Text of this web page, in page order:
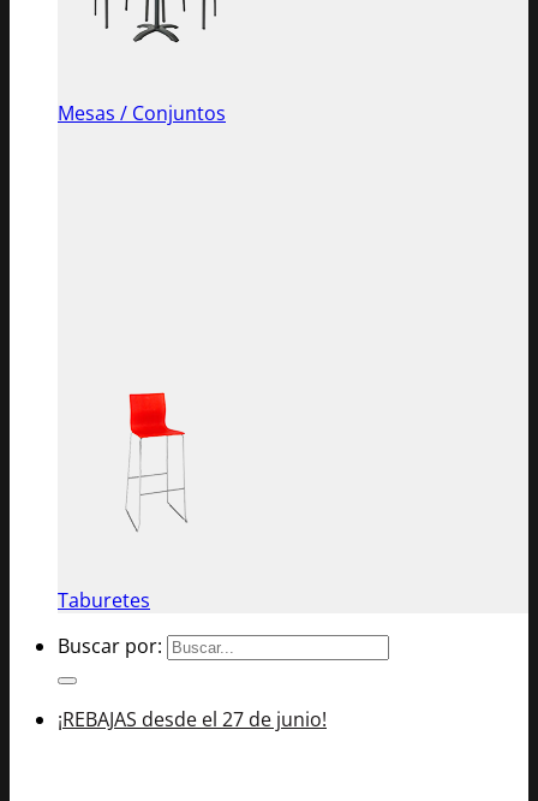
Mesas / Conjuntos
Taburetes
Buscar por:
¡REBAJAS desde el 27 de junio!